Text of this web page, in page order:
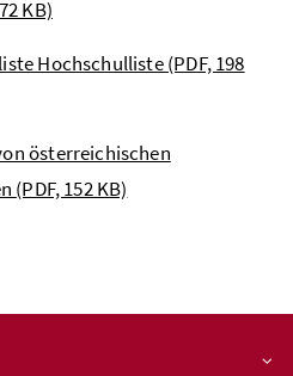
KB)
Hochschulliste(PDF, 198
österreichischen
(PDF, 152 KB)